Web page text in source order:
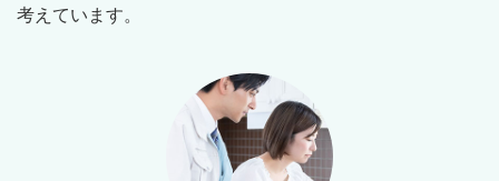
考えています。